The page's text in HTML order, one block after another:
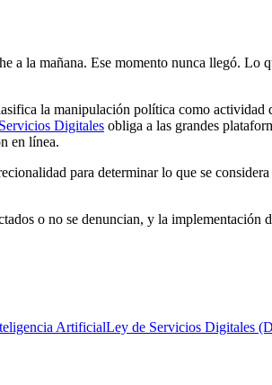
a la mañana. Ese momento nunca llegó. Lo
la manipulación política como actividad
Digitales obliga a las grandes
en línea.
para determinar lo que se
o no se denuncian, y la implementación
ArtificialLey de Servicios Digitales